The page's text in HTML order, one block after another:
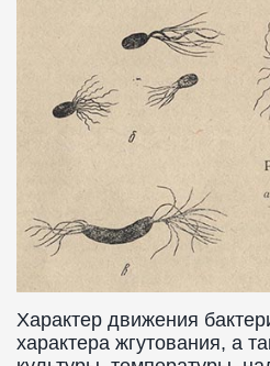
Характер движения
характера жгутования, а